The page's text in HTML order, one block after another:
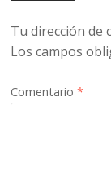
Tu dirección de
Los campos
Comentario*